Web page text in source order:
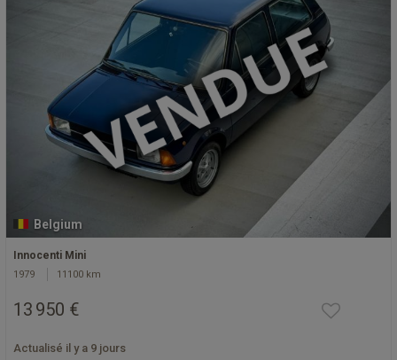
Belgium
Innocenti Mini
1979 11100 km
13 950 €
Actualisé il y a 9 jours